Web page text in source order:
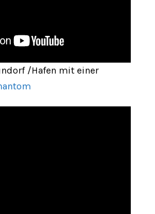
/Hafen mit einer